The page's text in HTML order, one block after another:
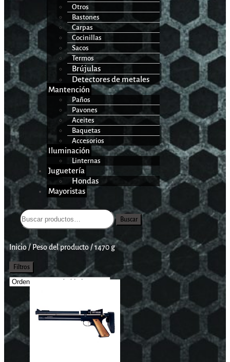
Otros
Bastones
Carpas
Cocinillas
Sacos
Termos
Brújulas
Detectores de metales
Mantención
Paños
Pavones
Aceites
Baquetas
Accesorios
Iluminación
Linternas
Juguetería
Hondas
Mayoristas
Buscar
Inicio/Peso del producto/1470 g
Filtros